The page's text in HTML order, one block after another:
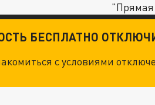
БЕСПЛАТНО
с условиями